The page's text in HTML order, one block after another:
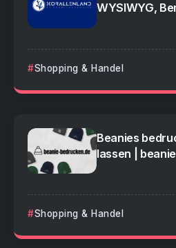
WYSIWYG,
Shopping & Handel
Beanies
lassen |
Shopping & Handel